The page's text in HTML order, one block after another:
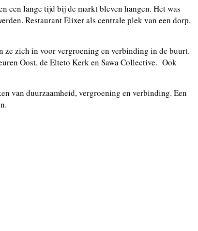
een lange tijd bij de markt bleven hangen. Het was
Restaurant Elixer als centrale plek van een dorp,
ze zich in voor vergroening en verbinding in de buurt.
Oost, de Elteto Kerk en Sawa Collective. Ook
van duurzaamheid, vergroening en verbinding. Een